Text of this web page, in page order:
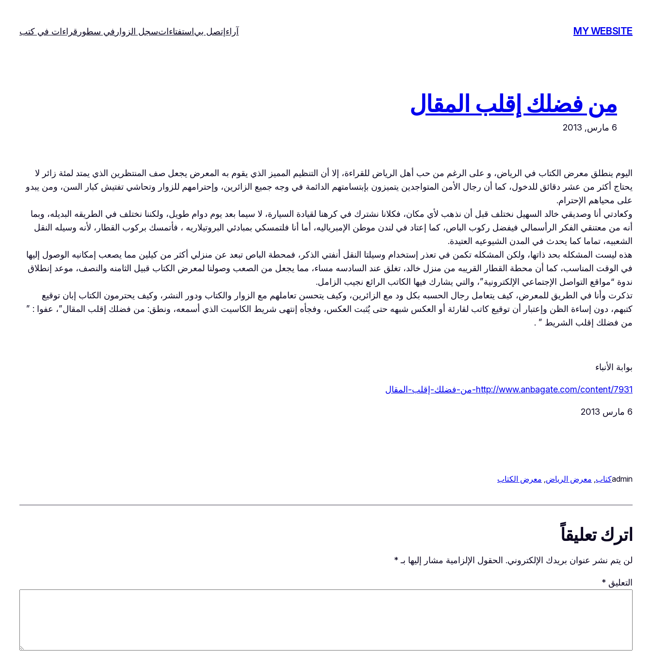
المحتوى
MY WEBSITE آراءإتصل بياستفتاءاتسجل الزوار في سطور قراءات في كتب
من فضلك إقلب المقال
6 مارس, 2013
اليوم ينطلق معرض الكتاب في الرياض، و على الرغم من حب أهل الرياض للقراءة، إلا أن التنظيم المميز الذي يقوم به المعرض يجعل صف المنتظرين الذي يمتد لمئة زائر لا
يحتاج أكثر من عشر دقائق للدخول، كما أن رجال الأمن المتواجدين يتميزون بإبتسامتهم الدائمة في وجه جميع الزائرين، وإحترامهم للزوار وتحاشي تفتيش كبار السن، ومن يبدو
على محياهم الإحترام.
وكعادتي أنا وصديقي خالد السهيل نختلف قبل أن نذهب لأي مكان، فكلانا نشترك في كرهنا لقيادة السيارة، لا سيما بعد يوم دوام طويل، ولكننا نختلف في الطريقه البديله، وبما
أنه من معتنقي الفكر الرأسمالي فيفضل ركوب الباص، كما إعتاد في لندن موطن الإمبرياليه، أما أنا فلتمسكي بمبادئي البروتيلاريه ، فأتمسك بركوب القطار، لأنه وسيله النقل
الشعبيه، تماما كما يحدث في المدن الشيوعيه العتيدة.
هذه ليست المشكله بحد ذاتها، ولكن المشكله تكمن في تعذر إستخدام وسيلتا النقل أنفتي الذكر، فمحطة الباص تبعد عن منزلي أكثر من كيلين مما يصعب إمكانيه الوصول إليها
في الوقت المناسب، كما أن محطة القطار القريبه من منزل خالد، تغلق عند السادسه مساء، مما يجعل من الصعب وصولنا لمعرض الكتاب قبيل الثامنه والنصف، موعد إنطلاق
ندوة “مواقع التواصل الإجتماعي الإلكترونية”، والتي يشارك فيها الكاتب الرائع نجيب الزامل.
تذكرت وأنا في الطريق للمعرض، كيف يتعامل رجال الحسبه بكل ود مع الزائرين، وكيف يتحسن تعاملهم مع الزوار والكتاب ودور النشر، وكيف يحترمون الكتاب إبان توقيع
كتبهم، دون إساءة الظن وإعتبار أن توقيع كاتب لقارئة أو العكس شبهه حتى يٌثبت العكس، وفجأه إنتهى شريط الكاسيت الذي أسمعه، ونطق: من فضلك إقلب المقال”، عفوا : ”
من فضلك إقلب الشريط ” .
بوابة الأنباء
http://www.anbagate.com/content/7931-من-فضلك-إقلب-المقال
6 مارس 2013
adminكتاب معرض الرياض معرض الكتاب
اترك تعليقاً
لن يتم نشر عنوان بريدك الإلكتروني. الحقول الإلزامية مشار إليها بـ*
التعليق *